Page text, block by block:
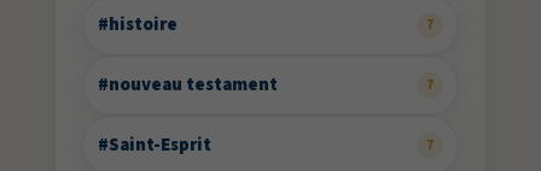
#histoire 7
#nouveau testament 7
#Saint-Esprit 7